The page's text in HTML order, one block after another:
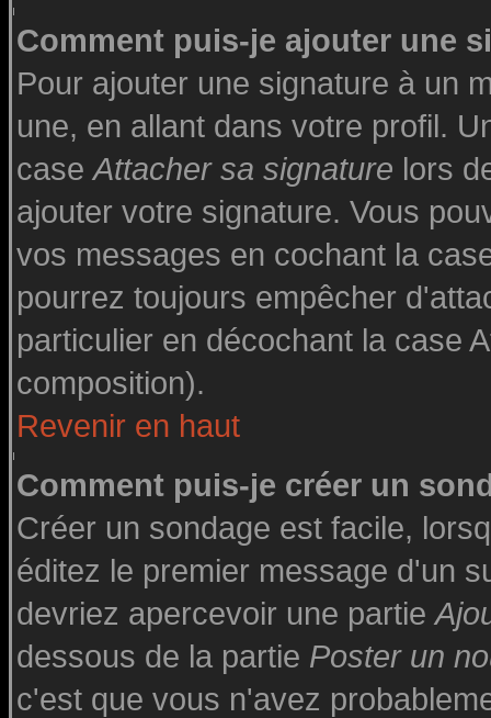
Comment puis-je ajouter une
Pour ajouter une signature à un
une, en allant dans votre profil.
caseAttacher sa signature lors
ajouter votre signature. Vous
vos messages en cochant la
pourrez toujours empêcher
particulier en décochant la case
composition).
Revenir en haut
Comment puis-je créer un
Créer un sondage est facile,
éditez le premier message d'un
devriez apercevoir une partie
dessous de la partie Poster un
c'est que vous n'avez